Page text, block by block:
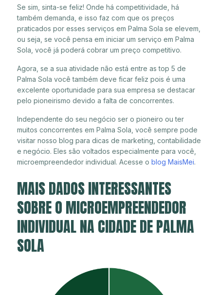
Se sim, sinta-se feliz! Onde há competitividade, há
também demanda, e isso faz com que os preços
praticados por esses serviços em Palma Sola se elevem,
ou seja, se você pensa em iniciar um serviço em Palma
Sola, você já poderá cobrar um preço competitivo.
Agora, se a sua atividade não está entre as top 5 de
Palma Sola você também deve ficar feliz pois é uma
excelente oportunidade para sua empresa se destacar
pelo pioneirismo devido a falta de concorrentes.
Independente do seu negócio ser o pioneiro ou ter
muitos concorrentes em Palma Sola, você sempre pode
visitar nosso blog para dicas de marketing, contabilidade
e negócio. Eles são voltados especialmente para você,
microempreendedor individual. Acesse o blog MaisMei.
MAIS DADOS INTERESSANTES
SOBRE O MICROEMPREENDEDOR
INDIVIDUAL NA CIDADE DE PALMA
SOLA